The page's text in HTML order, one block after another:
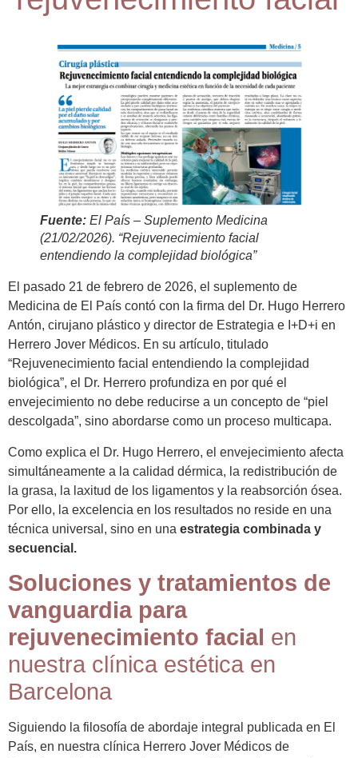
Fuente: El País – Suplemento Medicina
(21/02/2026). “Rejuvenecimiento facial
entendiendo la complejidad biológica”
El pasado 21 de febrero de 2026, el suplemento de
Medicina de El País contó con la firma del Dr. Hugo Herrero
Antón, cirujano plástico y director de Estrategia e I+D+i en
Herrero Jover Médicos. En su artículo, titulado
“Rejuvenecimiento facial entendiendo la complejidad
biológica”, el Dr. Herrero profundiza en por qué el
envejecimiento no debe reducirse a un concepto de “piel
descolgada”, sino abordarse como un proceso multicapa.
Como explica el Dr. Hugo Herrero, el envejecimiento afecta
simultáneamente a la calidad dérmica, la redistribución de
la grasa, la laxitud de los ligamentos y la reabsorción ósea.
Por ello, la excelencia en los resultados no reside en una
técnica universal, sino en una estrategia combinada y
secuencial.
Soluciones y tratamientos de
vanguardia para
rejuvenecimiento facial en
nuestra clínica estética en
Barcelona
Siguiendo la filosofía de abordaje integral publicada en El
País, en nuestra clínica Herrero Jover Médicos de